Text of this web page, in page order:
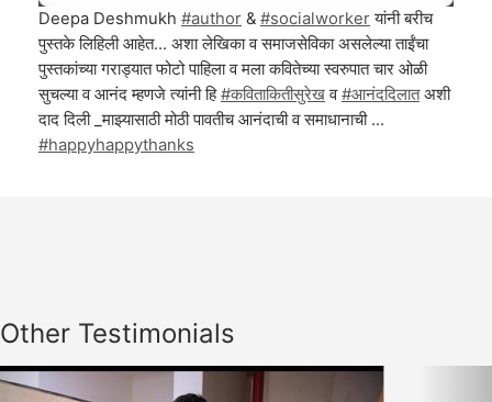
Deepa Deshmukh #author & #socialworkerयांनी बरीच
पुस्तके लिहिली आहेत... अशा लेखिका व समाजसेविका असलेल्या ताईंचा
पुस्तकांच्या गराड्यात फोटो पाहिला व मला कवितेच्या स्वरुपात चार ओळी
सुचल्या व आनंद म्हणजे त्यांनी हि#कविताकितीसुरेखव#आनंददिलातअशी
दाद दिली _माझ्यासाठी मोठी पावतीच आनंदाची व समाधानाची ...
#happyhappythanks
Other Testimonials
Previous